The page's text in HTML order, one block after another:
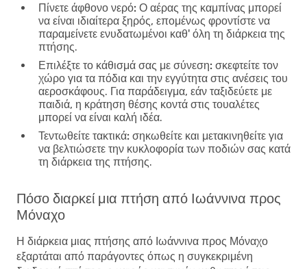
Πίνετε άφθονο νερό: Ο αέρας της καμπίνας μπορεί
να είναι ιδιαίτερα ξηρός, επομένως φροντίστε να
παραμείνετε ενυδατωμένοι καθ' όλη τη διάρκεια της
πτήσης.
Επιλέξτε το κάθισμά σας με σύνεση: σκεφτείτε τον
χώρο για τα πόδια και την εγγύτητα στις ανέσεις του
αεροσκάφους. Για παράδειγμα, εάν ταξιδεύετε με
παιδιά, η κράτηση θέσης κοντά στις τουαλέτες
μπορεί να είναι καλή ιδέα.
Τεντωθείτε τακτικά: σηκωθείτε και μετακινηθείτε για
να βελτιώσετε την κυκλοφορία των ποδιών σας κατά
τη διάρκεια της πτήσης.
Πόσο διαρκεί μια πτήση από Ιωάννινα προς
Μόναχο
Η διάρκεια μιας πτήσης από Ιωάννινα προς Μόναχο
εξαρτάται από παράγοντες όπως η συγκεκριμένη